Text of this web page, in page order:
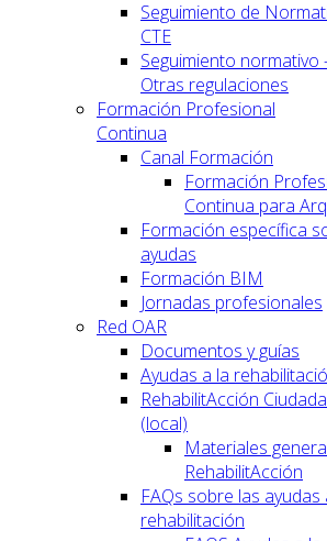
Seguimiento de
CTE
Seguimiento normativo
Otras regulaciones
Formación Profesional
Continua
Canal Formación
Formación
Continua para
Formación específica
ayudas
Formación BIM
Jornadas profesionales
Red OAR
Documentos y guías
Ayudas a la
RehabilitAcción
(local)
Materiales
RehabilitAcción
FAQs sobre las ayudas
rehabilitación